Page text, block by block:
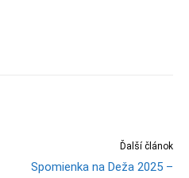
Ďalší článok
Spomienka na Deža 2025 –